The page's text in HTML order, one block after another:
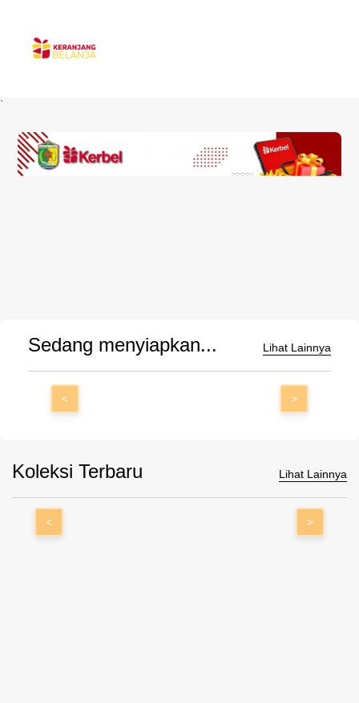
`
Sedang menyiapkan... Lihat Lainnya
< >
Koleksi Terbaru Lihat Lainnya
< >